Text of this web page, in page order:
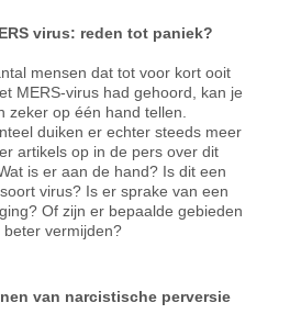
virus: reden tot paniek?
mensen dat tot voor kort ooit
MERS-virus had gehoord, kan je
zeker op één hand tellen.
duiken er echter steeds meer
artikels op in de pers over dit
is er aan de hand? Is dit een
virus? Is er sprake van een
Of zijn er bepaalde gebieden
beter vermijden?
van narcistische perversie